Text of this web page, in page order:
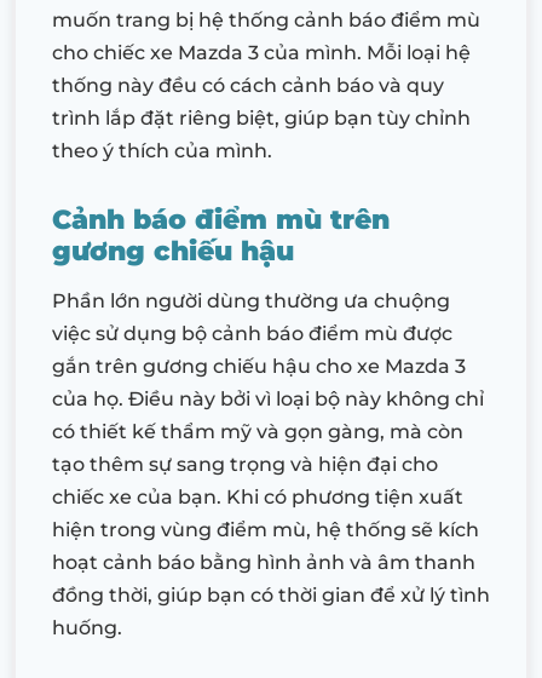
muốn trang bị hệ thống cảnh báo điểm mù
cho chiếc xe Mazda 3 của mình. Mỗi loại hệ
thống này đều có cách cảnh báo và quy
trình lắp đặt riêng biệt, giúp bạn tùy chỉnh
theo ý thích của mình.
Cảnh báo điểm mù trên
gương chiếu hậu
Phần lớn người dùng thường ưa chuộng
việc sử dụng bộ cảnh báo điểm mù được
gắn trên gương chiếu hậu cho xe Mazda 3
của họ. Điều này bởi vì loại bộ này không chỉ
có thiết kế thẩm mỹ và gọn gàng, mà còn
tạo thêm sự sang trọng và hiện đại cho
chiếc xe của bạn. Khi có phương tiện xuất
hiện trong vùng điểm mù, hệ thống sẽ kích
hoạt cảnh báo bằng hình ảnh và âm thanh
đồng thời, giúp bạn có thời gian để xử lý tình
huống.